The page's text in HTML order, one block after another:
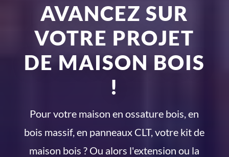
AVANCEZ SUR
VOTRE PROJET
DE MAISON BOIS
!
Pour votre maison en ossature bois, en
bois massif, en panneaux CLT, votre kit de
maison bois ? Ou alors l'extension ou la